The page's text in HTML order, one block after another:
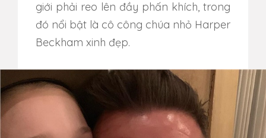
giới phải reo lên đầy phấn khích, trong
đó nổi bật là cô công chúa nhỏ Harper
Beckham xinh đẹp.